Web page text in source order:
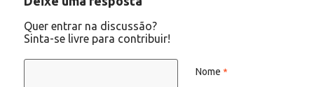
Quer entrar na discussão?
Sinta-se livre para contribuir!
Nome *